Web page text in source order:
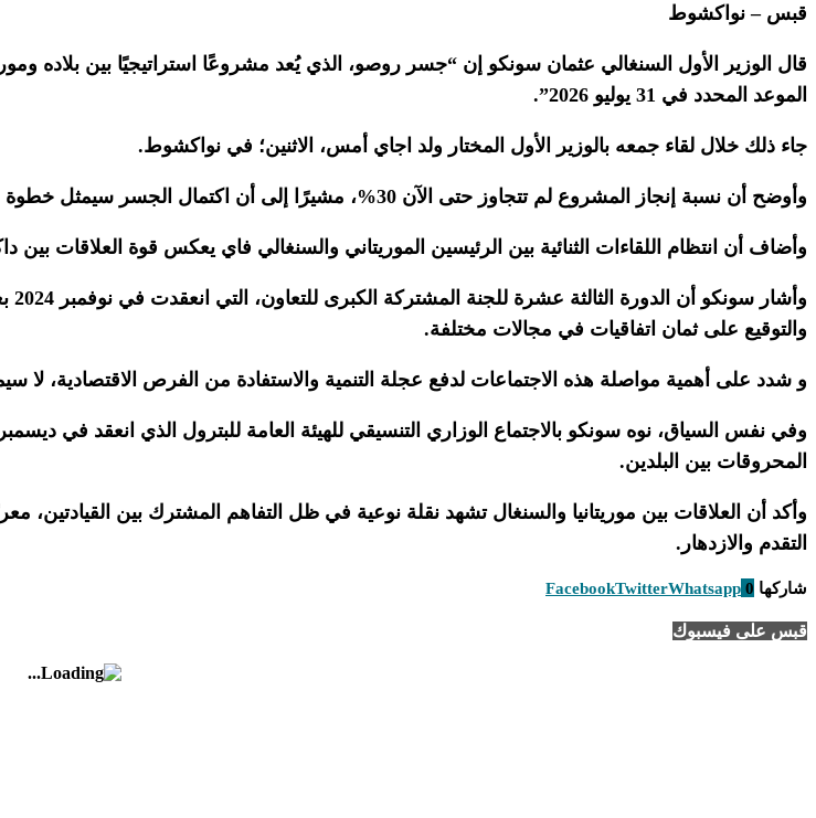
قبس – نواكشوط
قال الوزير الأول السنغالي عثمان سونكو إن “جسر روصو، الذي يُعد مشروعًا استراتيجيًا بين بلاده
الموعد المحدد في 31 يوليو 2026”.
جاء ذلك خلال لقاء جمعه بالوزير الأول المختار ولد اجاي أمس، الاثنين؛ في نواكشوط.
وأوضح أن نسبة إنجاز المشروع لم تتجاوز حتى الآن 30%، مشيرًا إلى أن اكتمال الجسر سيمثل خطوة فارقة نحو تعزيز التعاون الإقليمي والتكامل الاقتصادي بين البلدين.
وأضاف أن انتظام اللقاءات الثنائية بين الرئيسين الموريتاني والسنغالي فاي يعكس قوة العلاقات
والتوقيع على ثمان اتفاقيات في مجالات مختلفة.
و شدد على أهمية مواصلة هذه الاجتماعات لدفع عجلة التنمية والاستفادة من الفرص الاقتصادية، لا
المحروقات بين البلدين.
وأكد أن العلاقات بين موريتانيا والسنغال تشهد نقلة نوعية في ظل التفاهم المشترك بين
التقدم والازدهار.
شاركها 0
FacebookTwitterWhatsapp
قبس على فيسبوك